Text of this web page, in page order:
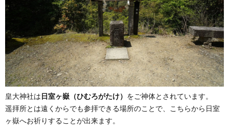
皇大神社は 日室ヶ嶽（ひむろがたけ） をご神体とされています。
遥拝所とは遠くからでも参拝できる場所のことで、こちらから日室
ヶ嶽へお祈りすることが出来ます。